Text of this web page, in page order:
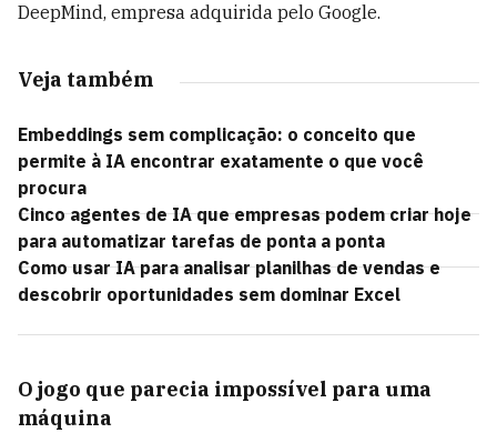
DeepMind, empresa adquirida pelo Google.
Veja também
Embeddings sem complicação: o conceito que
permite à IA encontrar exatamente o que você
procura
Cinco agentes de IA que empresas podem criar hoje
para automatizar tarefas de ponta a ponta
Como usar IA para analisar planilhas de vendas e
descobrir oportunidades sem dominar Excel
O jogo que parecia impossível para uma
máquina